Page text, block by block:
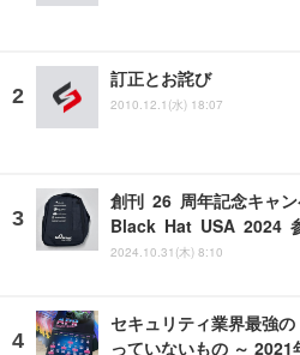
訂正とお詫び
2010.12.1(水) 18:07
創刊 26 周年記念キャン
Black Hat USA 2024 参
2024.10.31(木) 8:10
セキュリティ業界最強
っていないもの ～